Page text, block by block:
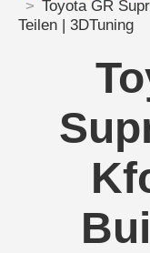
Toyota GR
Teilen | 3DTuning